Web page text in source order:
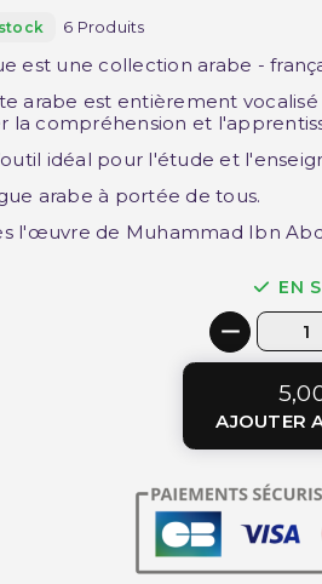
6 Produits
est une collection arabe -
arabe est entièrement
la compréhension et
idéal pour l'étude et
arabe à portée de tous.
l'œuvre de Muhammad Ibn
EN
AJOUTER